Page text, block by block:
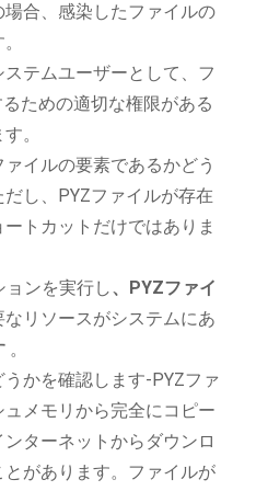
場合、感染したファイルの
テムユーザーとして、フ
ための適切な権限がある
。
イルの要素であるかどう
し、PYZファイルが存在
トカットだけではありま
ョンを実行し、PYZファイ
なリソースがシステムにあ
。
かを確認します-PYZファ
メモリから完全にコピー
ターネットからダウンロ
があります。ファイルが